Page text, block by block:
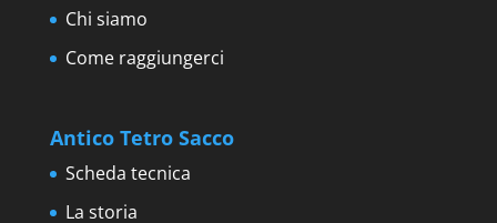
Chi siamo
Come raggiungerci
Antico Tetro Sacco
Scheda tecnica
La storia